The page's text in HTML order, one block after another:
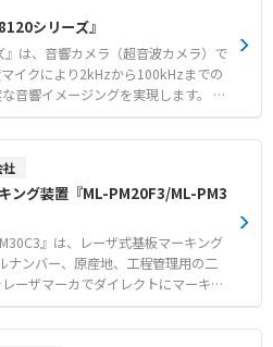
により、スマートフォンのように簡
保護と1.5mの落下試験をクリア
厳しい産業環境に対応します。 WLAN
て現場で結果を共有できるほか、モ
書の生成も容易です。 【特徴】
クアレイによる遠方音源のリアルタ
波数範囲選択機能を備えたスマート
計 ●PCソフトウェアもご用意（CRY8
検査における部分放電やその他の異
車修理やHVACメンテナンスにおけ
シリーズ』
』は、音響カメラ（超音波カメラ）で
イクにより2kHzから100kHzまでの
音響イメージングを実現します。 遠
部分放電の発生箇所をリアルタイム
によるダウンタイムを防止します。
精度を向上させます。 刷新されたユ
インターフェースにより、漏れ箇所
イプ識別をスムーズに行えます。 デ
応し、解析や報告書作成などの後処理
高解像度イメージング ●検出精度を
像のリアルタイム同期表示機能 ●直
社
ング装置『ML-PM20F3/ML-PM3
』は、レーザ式基板マーキング
ナンバー、原産地、工程管理用の二
ーザマーカでダイレクトにマーキン
方式に比べ印字品質が安定し、かす
キングが可能です 。 ファイバレー